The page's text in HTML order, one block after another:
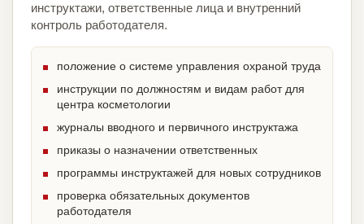
инструктажи, ответственные лица и внутренний
контроль работодателя.
положение о системе управления охраной труда
инструкции по должностям и видам работ для
центра косметологии
журналы вводного и первичного инструктажа
приказы о назначении ответственных
программы инструктажей для новых сотрудников
проверка обязательных документов
работодателя